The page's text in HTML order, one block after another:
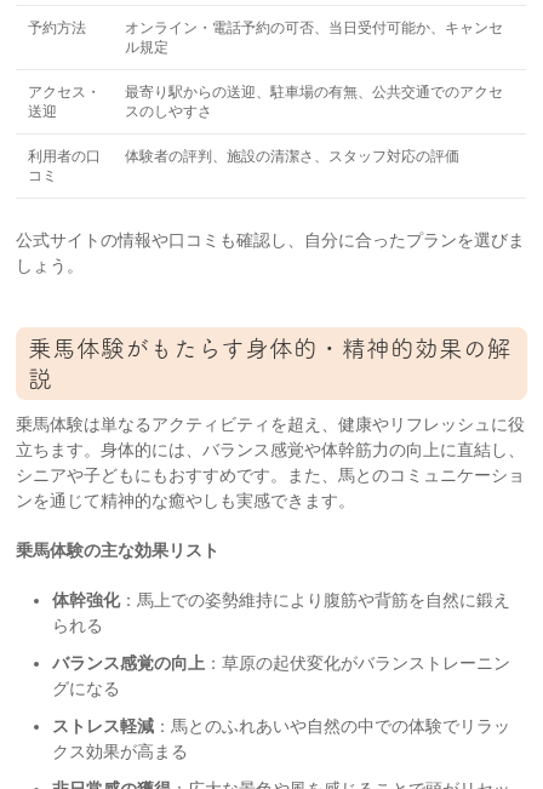
予約方法
オンライン・電話予約の可否、当日受付可能か、キャンセ
ル規定
アクセス・
送迎
最寄り駅からの送迎、駐車場の有無、公共交通でのアクセ
スのしやすさ
利用者の口
コミ
体験者の評判、施設の清潔さ、スタッフ対応の評価
公式サイトの情報や口コミも確認し、自分に合ったプランを選びま
しょう。
乗馬体験がもたらす身体的・精神的効果の解
説
乗馬体験は単なるアクティビティを超え、健康やリフレッシュに役
立ちます。身体的には、バランス感覚や体幹筋力の向上に直結し、
シニアや子どもにもおすすめです。また、馬とのコミュニケーショ
ンを通じて精神的な癒やしも実感できます。
乗馬体験の主な効果リスト
体幹強化：馬上での姿勢維持により腹筋や背筋を自然に鍛え
られる
バランス感覚の向上 ：草原の起伏変化がバランストレーニン
グになる
ストレス軽減 ：馬とのふれあいや自然の中での体験でリラッ
クス効果が高まる